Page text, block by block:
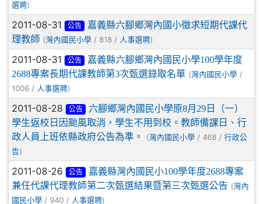
選聘)
2011-08-31 公告
嘉義縣六腳鄉灣內國小徵求短期代課代
理教師 (灣內國民小學 / 818 / 人事選聘)
2011-08-31 公告
嘉義縣六腳鄉灣內國民小學100學年度
2688專案長期代課教師第3次甄選錄取名單 (灣內國民小學 /
1006 / 人事選聘)
2011-08-28 公告
六腳鄉灣內國民小學原8月29日（一）
學生返校日因颱風取消，學生不用到校。教師備課日、行
政人員上班依縣政府公告為準。
(灣內國民小學 / 468 / 行政公
告)
2011-08-26 公告
嘉義縣灣內國民小100學年度2688專案
兼任代課代理教師第二次甄選結果暨第三次甄選公告 (灣內
國民小學 / 940 / 人事選聘)